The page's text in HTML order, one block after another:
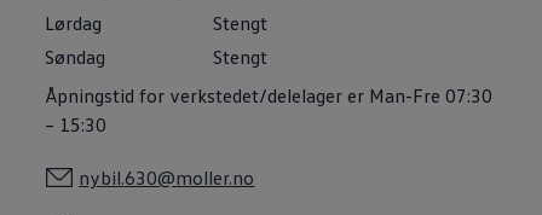
Kundeinformasjon
Varsellamper
Digitale tjenester
Apper og tjenester
Bilservice
nybil.630@moller.no
Lørdag
Stengt
Søndag
Stengt
Åpningstid for verkstedet/delelager er Man-Fre 07:30
– 15:30